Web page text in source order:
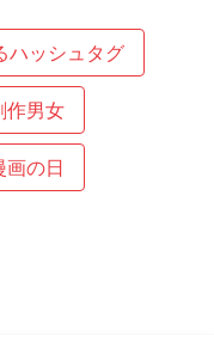
ハッシュタグ
作男女
画の日